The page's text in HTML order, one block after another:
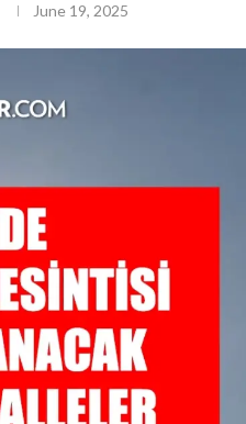
June 19, 2025